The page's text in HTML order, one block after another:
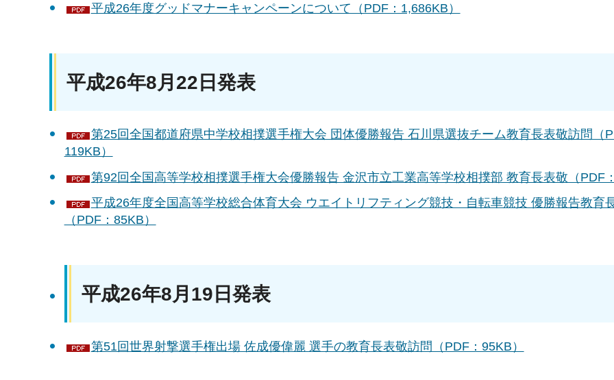
平成26年度グッドマナーキャンペーンについて（PDF：1,686KB）
平成26年8月22日発表
第25回全国都道府県中学校相撲選手権大会 団体優勝報告 石川県選抜チーム教育長表敬訪問（
119KB）
第92回全国高等学校相撲選手権大会優勝報告 金沢市立工業高等学校相撲部 教育長表敬（PDF
平成26年度全国高等学校総合体育大会 ウエイトリフティング競技・自転車競技 優勝報告教育
（PDF：85KB）
平成26年8月19日発表
第51回世界射撃選手権出場 佐成優偉麗 選手の教育長表敬訪問（PDF：95KB）